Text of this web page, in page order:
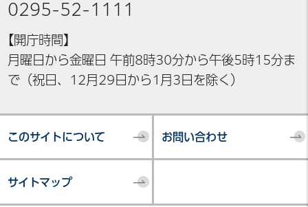
0295-52-1111
【開庁時間】
月曜日から金曜日 午前8時30分から午後5時15分ま
で（祝日、12月29日から1月3日を除く）
このサイトについて お問い合わせ
サイトマップ